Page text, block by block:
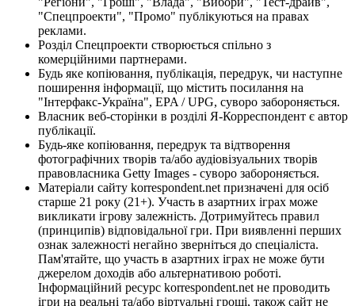
"Спецпроекти", "Промо" публікуються на правах
реклами.
Розділ Спецпроекти створюється спільно з
комерційними партнерами.
Будь яке копіювання, публікація, передрук, чи наступне
поширення інформації, що містить посилання на
"Інтерфакс-Україна", EPA / UPG, суворо забороняється.
Власник веб-сторінки в розділі Я-Корреспондент є автор
публікації.
Будь-яке копіювання, передрук та відтворення
фотографічних творів та/або аудіовізуальних творів
правовласника Getty Images - суворо забороняється.
Матеріали сайту korrespondent.net призначені для осіб
старше 21 року (21+). Участь в азартних іграх може
викликати ігрову залежність. Дотримуйтесь правил
(принципів) відповідальної гри. При виявленні перших
ознак залежності негайно зверніться до спеціаліста.
Пам'ятайте, що участь в азартних іграх не може бути
джерелом доходів або альтернативою роботі.
Інформаційний ресурс korrespondent.net не проводить
ігри на реальні та/або віртуальні гроші, також сайт не